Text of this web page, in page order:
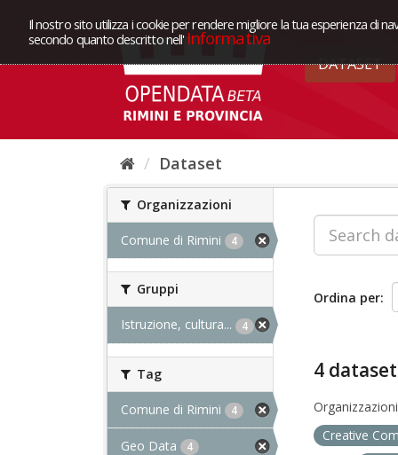
Il nostro sito utilizza i cookie per rendere migliore la tua esperienza di
secondo quanto descritto nell' Informativa
DATASET
Dataset
Organizzazioni
Comune di Rimini 4
Gruppi
Istruzione, cultura... 4
Tag
Comune di Rimini 4
Geo Data 4
Ordina per
4
Creative